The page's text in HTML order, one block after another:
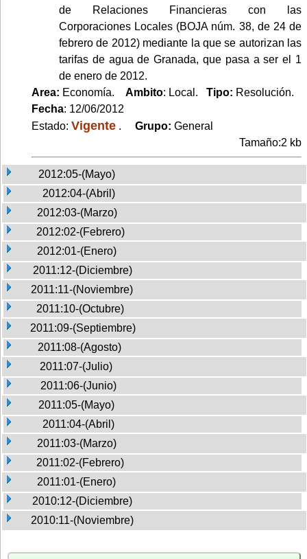
de Relaciones Financieras con las
Corporaciones Locales (BOJA núm. 38, de 24 de
febrero de 2012) mediante la que se autorizan las
tarifas de agua de Granada, que pasa a ser el 1
de enero de 2012.
Area: Economía. Ambito: Local. Tipo: Resolución.
Fecha: 12/06/2012
Estado: Vigente . Grupo: General
Tamaño:2 kb
2012:05-(Mayo)
2012:04-(Abril)
2012:03-(Marzo)
2012:02-(Febrero)
2012:01-(Enero)
2011:12-(Diciembre)
2011:11-(Noviembre)
2011:10-(Octubre)
2011:09-(Septiembre)
2011:08-(Agosto)
2011:07-(Julio)
2011:06-(Junio)
2011:05-(Mayo)
2011:04-(Abril)
2011:03-(Marzo)
2011:02-(Febrero)
2011:01-(Enero)
2010:12-(Diciembre)
2010:11-(Noviembre)